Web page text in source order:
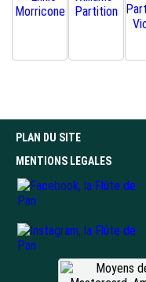
PLAN DU SITE
MENTIONS LEGALES